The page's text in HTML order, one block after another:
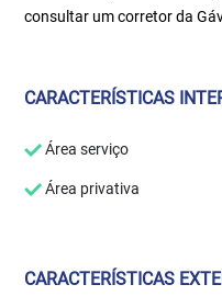
consultar um corretor da
CARACTERÍSTICAS
Área serviço
Área privativa
CARACTERÍSTICAS